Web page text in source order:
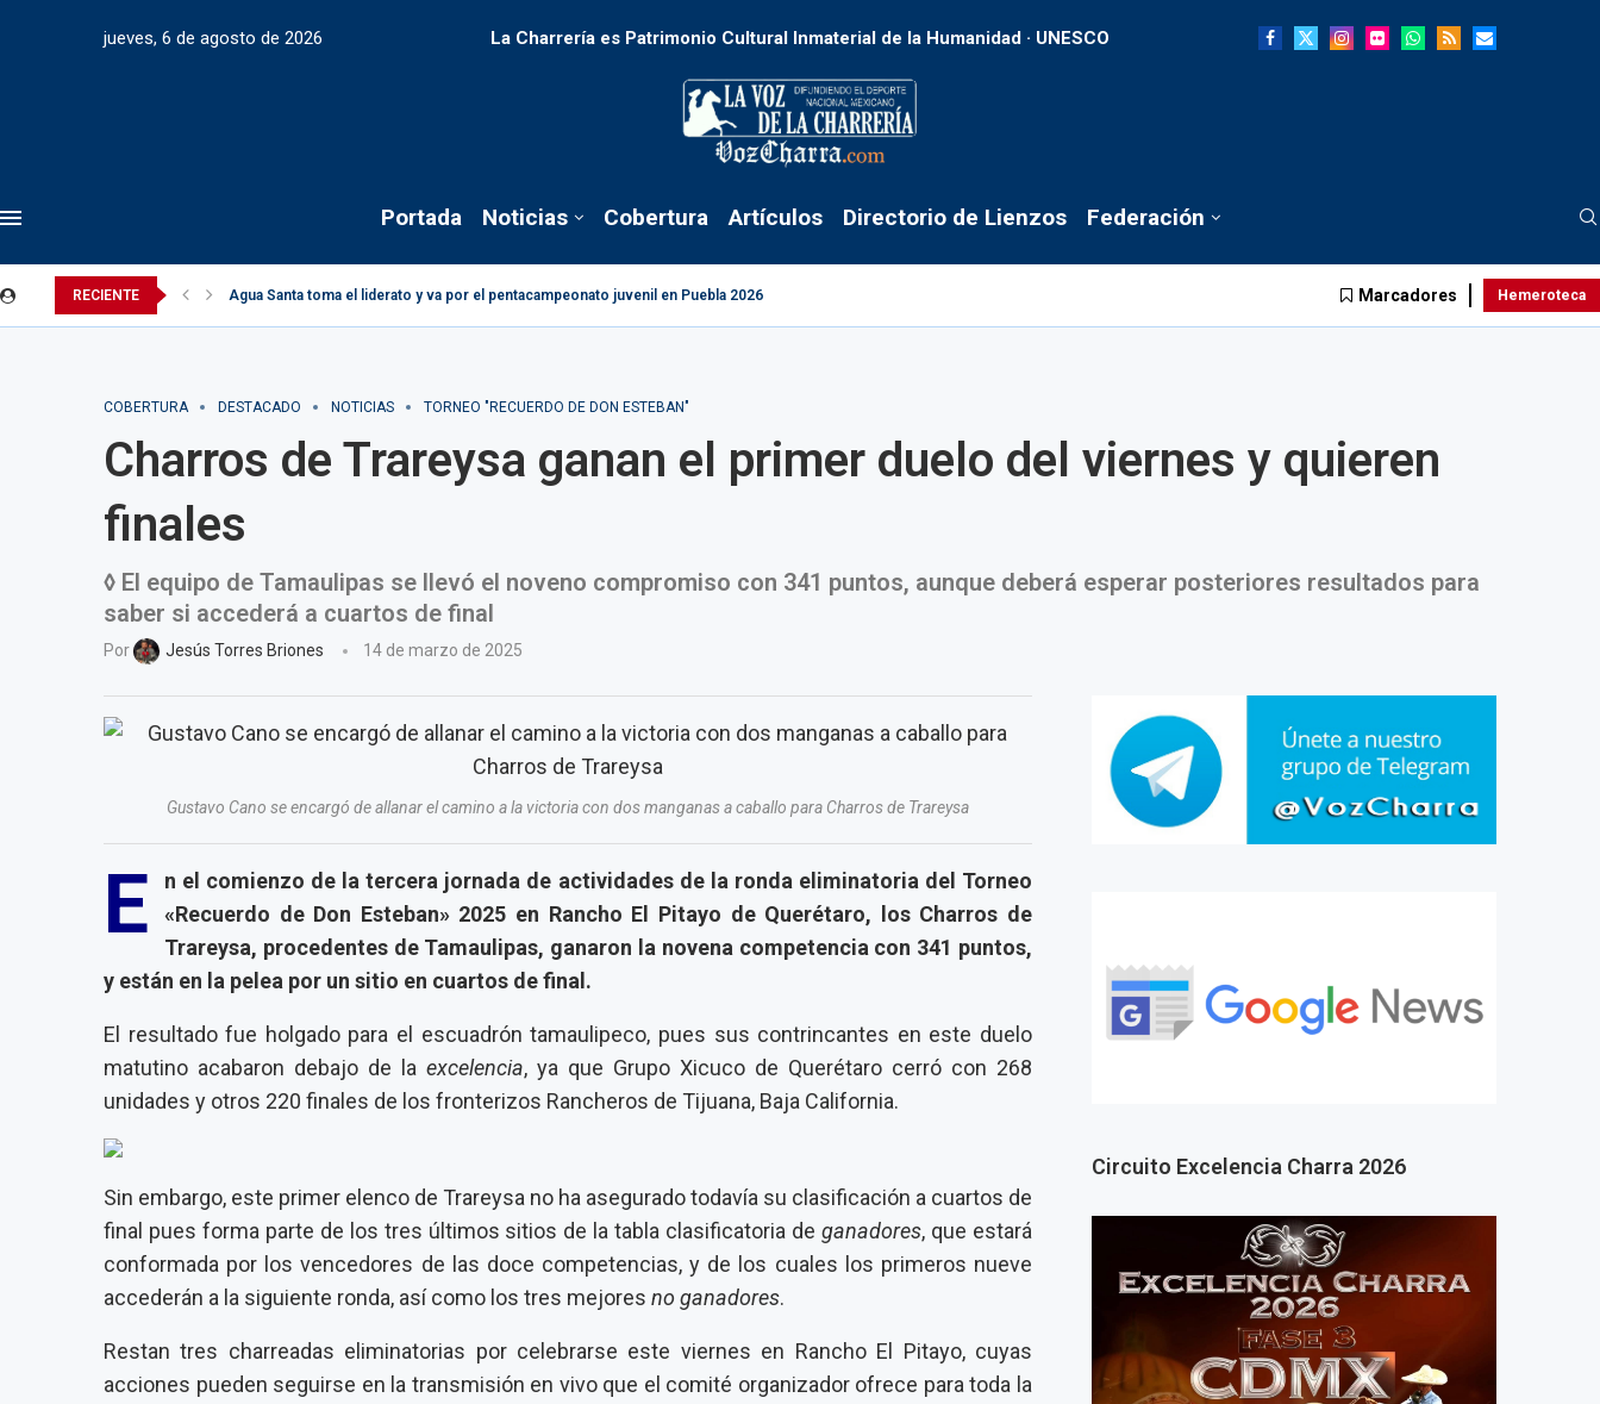
jueves, 6 de agosto de 2026 La Charrería es Patrimonio Cultural Inmaterial de la Humanidad · UNESCO
Portada Noticias Cobertura Artículos Directorio de Lienzos Federación
RECIENTE Agua Santa toma el liderato y va por el pentacampeonato juvenil en Puebla 2026 Marcadores Hemeroteca
COBERTURA DESTACADO NOTICIAS TORNEO "RECUERDO DE DON ESTEBAN"
Charros de Trareysa ganan el primer duelo del viernes y quieren
finales
◊ El equipo de Tamaulipas se llevó el noveno compromiso con 341 puntos, aunque deberá esperar posteriores resultados para
saber si accederá a cuartos de final
Por Jesús Torres Briones 14 de marzo de 2025
Gustavo Cano se encargó de allanar el camino a la victoria con dos manganas a caballo para Charros de Trareysa
E
n el comienzo de la tercera jornada de actividades de la ronda eliminatoria del Torneo
«Recuerdo de Don Esteban» 2025 en Rancho El Pitayo de Querétaro, los Charros de
Trareysa, procedentes de Tamaulipas, ganaron la novena competencia con 341 puntos,
y están en la pelea por un sitio en cuartos de final.
El resultado fue holgado para el escuadrón tamaulipeco, pues sus contrincantes en este duelo
matutino acabaron debajo de la excelencia, ya que Grupo Xicuco de Querétaro cerró con 268
unidades y otros 220 finales de los fronterizos Rancheros de Tijuana, Baja California.
Sin embargo, este primer elenco de Trareysa no ha asegurado todavía su clasificación a cuartos de
final pues forma parte de los tres últimos sitios de la tabla clasificatoria deganadores, que estará
conformada por los vencedores de las doce competencias, y de los cuales los primeros nueve
accederán a la siguiente ronda, así como los tres mejores no ganadores.
Restan tres charreadas eliminatorias por celebrarse este viernes en Rancho El Pitayo, cuyas
acciones pueden seguirse en la transmisión en vivo que el comité organizador ofrece para toda la
Circuito Excelencia Charra 2026